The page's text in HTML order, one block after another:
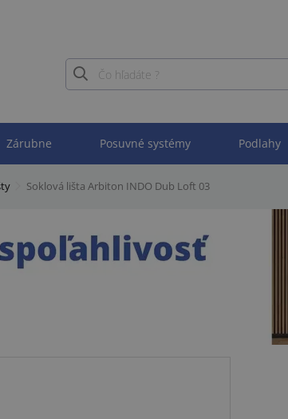
Zárubne Posuvné systémy Podlahy
Soklová lišta Arbiton INDO Dub Loft 03